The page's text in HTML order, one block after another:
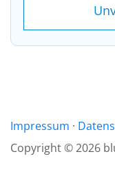
Impressum ·
Copyright ©2026